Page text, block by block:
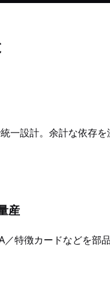
一設計。余計な依存を
産
／特徴カードなどを部